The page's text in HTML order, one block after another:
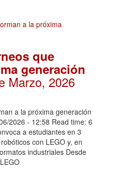
que
generación
Marzo, 2026
a la próxima generación
2026 - 12:58 Read time: 6
a estudiantes en 3
con LEGO y, en
industriales Desde